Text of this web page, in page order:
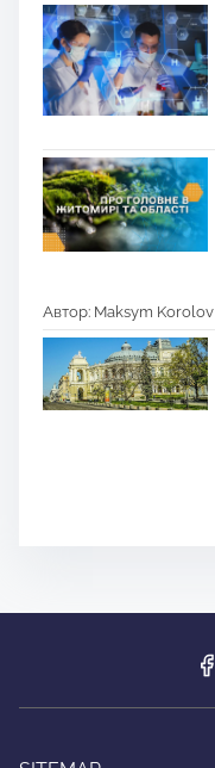
Автор: Maksym Korolov